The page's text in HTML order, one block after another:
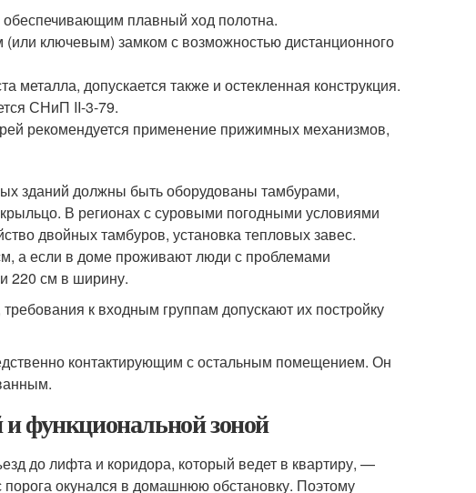
плавный ход полотна.
ключевым) замком с возможностью дистанционного
допускается также и остекленная конструкция.
СНиП II-3-79.
рекомендуется применение прижимных механизмов,
зданий должны быть оборудованы тамбурами,
В регионах с суровыми погодными условиями
двойных тамбуров, установка тепловых завес.
а если в доме проживают люди с проблемами
220 см в ширину.
к входным группам допускают их постройку
контактирующим с остальным помещением. Он
функциональной зоной
до лифта и коридора, который ведет в квартиру, —
окунался в домашнюю обстановку. Поэтому